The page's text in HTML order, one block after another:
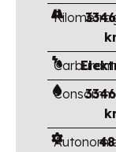
Carburant